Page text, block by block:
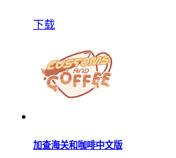
下载
加查海关和咖啡中文版